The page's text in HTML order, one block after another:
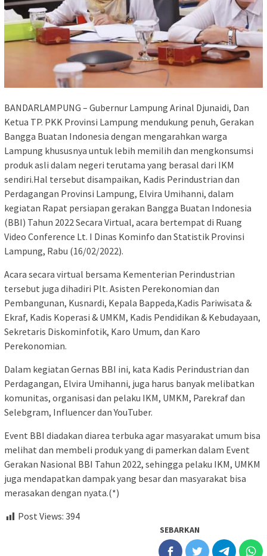
BANDARLAMPUNG – Gubernur Lampung Arinal Djunaidi, Dan
Ketua TP. PKK Provinsi Lampung mendukung penuh, Gerakan
Bangga Buatan Indonesia dengan mengarahkan warga
Lampung khususnya untuk lebih memilih dan mengkonsumsi
produk asli dalam negeri terutama yang berasal dari IKM
sendiri.Hal tersebut disampaikan, Kadis Perindustrian dan
Perdagangan Provinsi Lampung, Elvira Umihanni, dalam
kegiatan Rapat persiapan gerakan Bangga Buatan Indonesia
(BBI) Tahun 2022 Secara Virtual, acara bertempat di Ruang
Video Conference Lt. I Dinas Kominfo dan Statistik Provinsi
Lampung, Rabu (16/02/2022).
Acara secara virtual bersama Kementerian Perindustrian
tersebut juga dihadiri Plt. Asisten Perekonomian dan
Pembangunan, Kusnardi, Kepala Bappeda,Kadis Pariwisata &
Ekraf, Kadis Koperasi & UMKM, Kadis Pendidikan & Kebudayaan,
Sekretaris Diskominfotik, Karo Umum, dan Karo
Perekonomian.
Dalam kegiatan Gernas BBI ini, kata Kadis Perindustrian dan
Perdagangan, Elvira Umihanni, juga harus banyak melibatkan
komunitas, organisasi dan pelaku IKM, UMKM, Parekraf dan
Selebgram, Influencer dan YouTuber.
Event BBI diadakan diarea terbuka agar masyarakat umum bisa
melihat dan membeli produk yang di pamerkan dalam Event
Gerakan Nasional BBI Tahun 2022, sehingga pelaku IKM, UMKM
juga mendapatkan dampak yang besar dan masyarakat bisa
merasakan dengan nyata.(*)
Post Views: 394
SEBARKAN